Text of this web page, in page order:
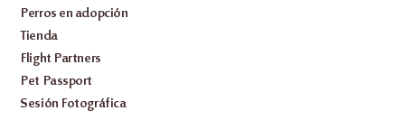
Perros en adopción
Tienda
Flight Partners
Pet Passport
Sesión Fotográfica